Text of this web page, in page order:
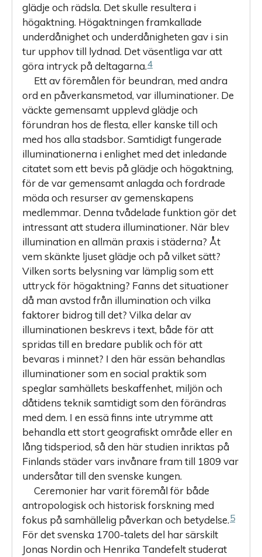
glädje och rädsla. Det skulle resultera i
högaktning. Högaktningen framkallade
underdånighet och underdånigheten gav i sin
tur upphov till lydnad. Det väsentliga var att
göra intryck på deltagarna.4
Ett av föremålen för beundran, med andra
ord en påverkansmetod, var illuminationer. De
väckte gemensamt upplevd glädje och
förundran hos de flesta, eller kanske till och
med hos alla stadsbor. Samtidigt fungerade
illuminationerna i enlighet med det inledande
citatet som ett bevis på glädje och högaktning,
för de var gemensamt anlagda och fordrade
möda och resurser av gemenskapens
medlemmar. Denna tvådelade funktion gör det
intressant att studera illuminationer. När blev
illumination en allmän praxis i städerna? Åt
vem skänkte ljuset glädje och på vilket sätt?
Vilken sorts belysning var lämplig som ett
uttryck för högaktning? Fanns det situationer
då man avstod från illumination och vilka
faktorer bidrog till det? Vilka delar av
illuminationen beskrevs i text, både för att
spridas till en bredare publik och för att
bevaras i minnet? I den här essän behandlas
illuminationer som en social praktik som
speglar samhällets beskaffenhet, miljön och
då­tidens teknik samtidigt som den förändras
med dem. I en essä finns inte utrymme att
behandla ett stort geografiskt område eller en
lång tidsperiod, så den här studien inriktas på
Finlands städer vars invånare fram till 1809 var
undersåtar till den svenske kungen.
Ceremonier har varit föremål för både
antropologisk och historisk forskning med
fokus på samhällelig påverkan och betydelse.5
För det svenska 1700-talets del har särskilt
Jonas Nordin och ­Henrika ­Tandefelt studerat